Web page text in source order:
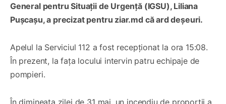
General pentru Situații de Urgență (IGSU), Liliana
Pușcașu, a precizat pentru ziar.md că ard deșeuri.
Apelul la Serviciul 112 a fost recepționat la ora 15:08.
În prezent, la fața locului intervin patru echipaje de
pompieri.
În dimineața zilei de 31 mai, un incendiu de proporții a